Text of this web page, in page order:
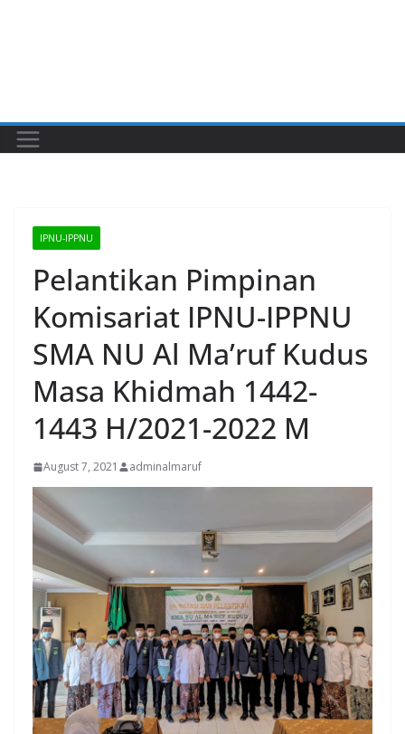
IPNU-IPPNU
Pelantikan Pimpinan
Komisariat IPNU-IPPNU
SMA NU Al Ma’ruf Kudus
Masa Khidmah 1442-
1443 H/2021-2022 M
August 7, 2021 adminalmaruf